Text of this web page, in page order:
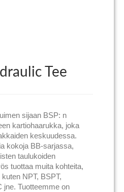
Tee
sijaan BSP: n
kartiohaarukka, joka
keskuudessa.
kokoja BB-sarjassa,
taulukoiden
tuottaa muita kohteita,
NPT, BSPT,
jne. Tuotteemme on